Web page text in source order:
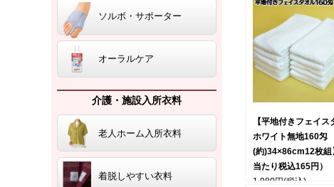
ソルボ・サポーター
オーラルケア
介護・施設入所衣料
老人ホーム入所衣料
着脱しやすい衣料
【平地付きフェイス
ホワイト無地160匁
(約)34×86cm12枚組
当たり税込165円）
1,980円(税込)